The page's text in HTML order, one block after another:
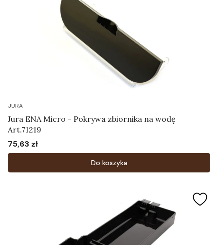
JURA
Jura ENA Micro - Pokrywa zbiornika na wodę
Art.71219
Cena
75,63 zł
Do koszyka